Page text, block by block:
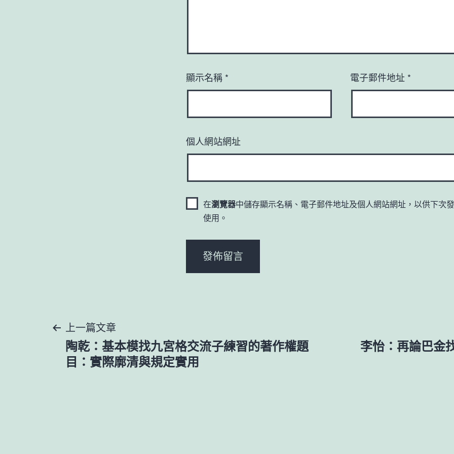
顯示名稱 * 電子郵件地址 *
個人網站網址
在瀏覽器中儲存顯示名稱、電子郵件地址及個人網站網址，以供下次
使用。
文
章
上一篇文章
陶乾：基本模找九宮格交流子練習的著作權題
目：實際廓清與規定實用
李怡：再論巴金